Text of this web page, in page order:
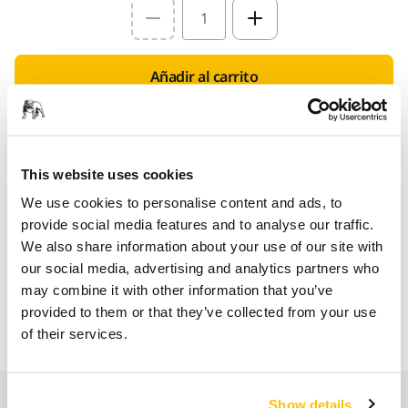
This website uses cookies
We use cookies to personalise content and ads, to
provide social media features and to analyse our traffic.
We also share information about your use of our site with
our social media, advertising and analytics partners who
may combine it with other information that you’ve
provided to them or that they’ve collected from your use
of their services.
Show details
Select quantity value
Añadir al carrito
LAS VENTAJAS DE MIRKA.ES
Entregas en toda España (excepto Canarias, Ceuta y
Melilla)
Envío gratuito para pedidos superiores a 49,90€, IVA
incl.
Pago Seguro
Seguimiento de envío